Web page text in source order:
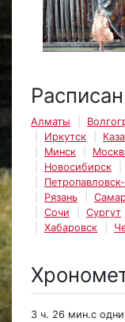
Алматы
Иркутск
Минск
Новосибирск
Рязань
Сочи
Сургут
Хабаровск
3 ч. 26 мин.с